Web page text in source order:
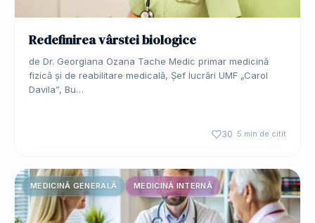
Redefinirea vârstei biologice
de Dr. Georgiana Ozana Tache Medic primar medicină
fizică și de reabilitare medicală, Șef lucrări UMF „Carol
Davila”, Bu…
30 5 min de citit
MEDICINĂ GENERALĂ MEDICINĂ INTERNĂ